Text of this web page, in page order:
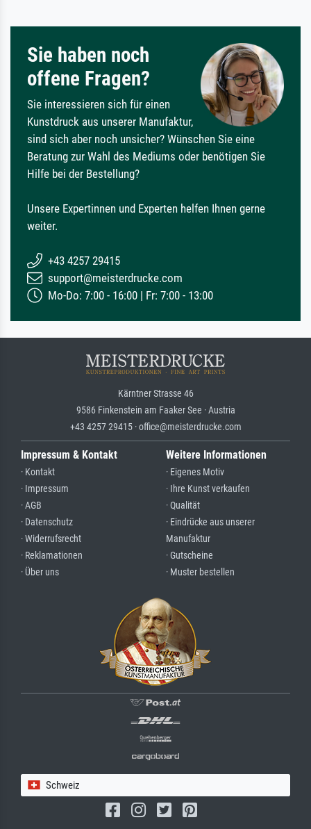
Sie haben noch
offene Fragen?
Sie interessieren sich für einen
Kunstdruck aus unserer Manufaktur,
sind sich aber noch unsicher? Wünschen Sie eine
Beratung zur Wahl des Mediums oder benötigen Sie
Hilfe bei der Bestellung?
Unsere Expertinnen und Experten helfen Ihnen gerne
weiter.
+43 4257 29415
support@meisterdrucke.com
Mo-Do: 7:00 - 16:00 | Fr: 7:00 - 13:00
Kärntner Strasse 46
9586 Finkenstein am Faaker See · Austria
+43 4257 29415 · office@meisterdrucke.com
Impressum & Kontakt
· Kontakt
· Impressum
· AGB
· Datenschutz
· Widerrufsrecht
· Reklamationen
· Über uns
Weitere Informationen
· Eigenes Motiv
· Ihre Kunst verkaufen
· Qualität
· Eindrücke aus unserer
Manufaktur
· Gutscheine
· Muster bestellen
Schweiz